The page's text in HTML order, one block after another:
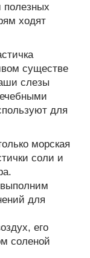
полезных
ходят
существе
слезы
для
морская
соли и
для
его
соленой